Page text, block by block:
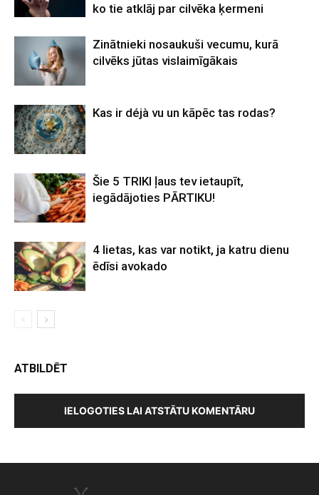
ko tie atklāj par cilvēka ķermeni
Zinātnieki nosaukuši vecumu, kurā
cilvēks jūtas vislaimīgākais
Kas ir déjà vu un kāpēc tas rodas?
Šie 5 TRIKI ļaus tev ietaupīt,
iegādājoties PĀRTIKU!
4 lietas, kas var notikt, ja katru dienu
ēdīsi avokado
ATBILDĒT
IELOGOTIES LAI ATSTĀTU KOMENTĀRU